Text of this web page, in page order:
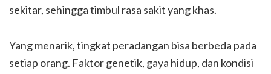
sekitar, sehingga timbul rasa sakit yang khas.
Yang menarik, tingkat peradangan bisa berbeda pada
setiap orang. Faktor genetik, gaya hidup, dan kondisi